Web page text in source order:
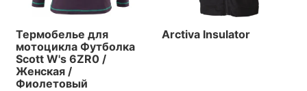
Термобелье для
мотоцикла Футболка
Scott W's 6ZR0 /
Женская /
Фиолетовый
Arctiva Insulator